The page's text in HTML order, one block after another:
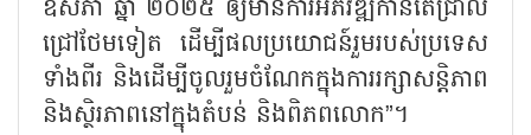
ឧសភា ឆ្នាំ ២០២៥ ឲ្យមានការអភិវឌ្ឍកាន់តែជ្រាល
ជ្រៅថែមទៀត ដើម្បីផលប្រយោជន៍រួមរបស់ប្រទេស
ទាំងពីរ និងដើម្បីចូលរួមចំណែកក្នុងការរក្សាសន្តិភាព
និងស្ថិរភាពនៅក្នុងតំបន់ និងពិភពលោក”។